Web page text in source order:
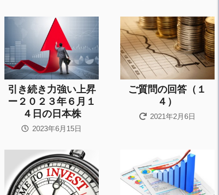
引き続き力強い上昇
ー２０２３年６月１
４日の日本株
2023年6月15日
ご質問の回答（１
４）
2021年2月6日